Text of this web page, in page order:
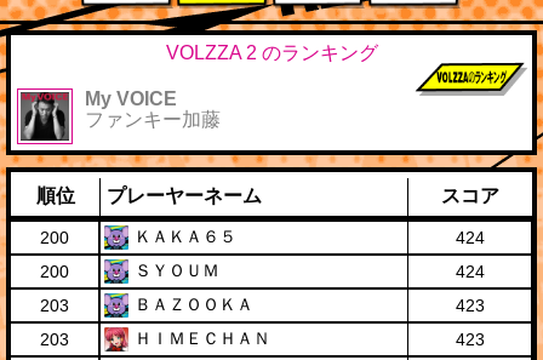
BASIC MEDIUM HARD SPECIAL
VOLZZA 2 のランキング
My VOICE
ファンキー加藤
順位 プレーヤーネーム スコア
200 ＫＡＫＡ６５
424
200
ＳＹＯＵＭ
424
203
ＢＡＺＯＯＫＡ
423
203
ＨＩＭＥＣＨＡＮ
423